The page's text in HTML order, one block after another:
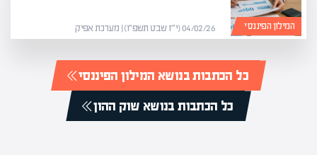
המילון הפיננסי 04/02/26 (י״ז שבט תשפ״ו) | מערכת אפיק
כל הכתבות בנושא המילון הפיננסי
כל הכתבות בנושא שוק ההון